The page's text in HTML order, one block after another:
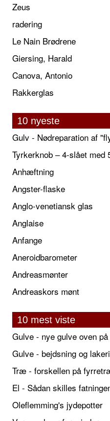
Zeus
radering
Le Nain Brødrene
Giersing, Harald
Canova, Antonio
Rakkerglas
10 nyeste
Gulv - Nødreparation af
Tyrkerknob – 4-slået med
Anhæftning
Angster-flaske
Anglo-venetiansk glas
Anglaise
Anfange
Aneroidbarometer
Andreasmønter
Andreaskors mønt
10 mest viste
Gulve - nye gulve oven
Gulve - bejdsning og
Træ - forskellen på
El - Sådan skilles
Oleflemming's jydepotter